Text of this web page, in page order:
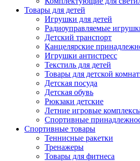
Товары для детей
Игрушки для детей
Радиоуправляемые
Детский транспорт
Канцелярские
Игрушки антистресс
Текстиль для детей
Товары для детской
Детская посуда
Детская обувь
Рюкзаки детские
Летние игровые
Спортивные
Спортивные товары
Теннисные ракетки
Тренажеры
Товары для фитнеса